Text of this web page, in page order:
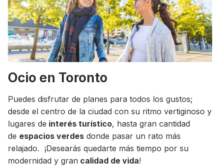
Ocio en Toronto
Puedes disfrutar de planes para todos los gustos;
desde el centro de la ciudad con su ritmo vertiginoso y
lugares de interés turístico, hasta gran cantidad
de espacios verdes donde pasar un rato más
relajado. ¡Desearás quedarte más tiempo por su
modernidad y gran calidad de vida!